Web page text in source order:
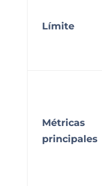
Límite
Métricas
principales